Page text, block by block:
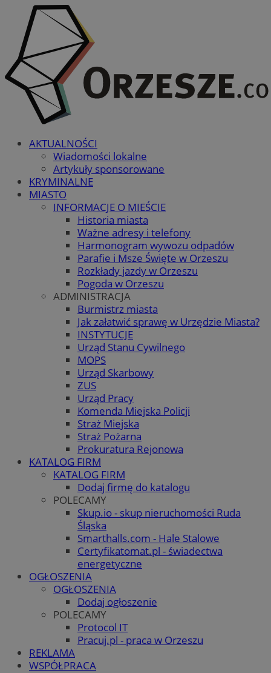
AKTUALNOŚCI
Wiadomości lokalne
Artykuły sponsorowane
KRYMINALNE
MIASTO
INFORMACJE O MIEŚCIE
Historia miasta
Ważne adresy i telefony
Harmonogram wywozu odpadów
Parafie i Msze Święte w Orzeszu
Rozkłady jazdy w Orzeszu
Pogoda w Orzeszu
ADMINISTRACJA
Burmistrz miasta
Jak załatwić sprawę w Urzędzie Miasta?
INSTYTUCJE
Urząd Stanu Cywilnego
MOPS
Urząd Skarbowy
ZUS
Urząd Pracy
Komenda Miejska Policji
Straż Miejska
Straż Pożarna
Prokuratura Rejonowa
KATALOG FIRM
KATALOG FIRM
Dodaj firmę do katalogu
POLECAMY
Skup.io - skup nieruchomości Ruda
Śląska
Smarthalls.com - Hale Stalowe
Certyfikatomat.pl - świadectwa
energetyczne
OGŁOSZENIA
OGŁOSZENIA
Dodaj ogłoszenie
POLECAMY
Protocol IT
Pracuj.pl - praca w Orzeszu
REKLAMA
WSPÓŁPRACA